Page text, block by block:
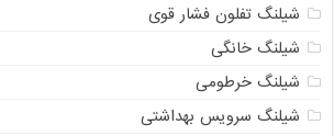
شیلنگ تفلون فشار قوی
شیلنگ خانگی
شیلنگ خرطومی
شیلنگ سرویس بهداشتی